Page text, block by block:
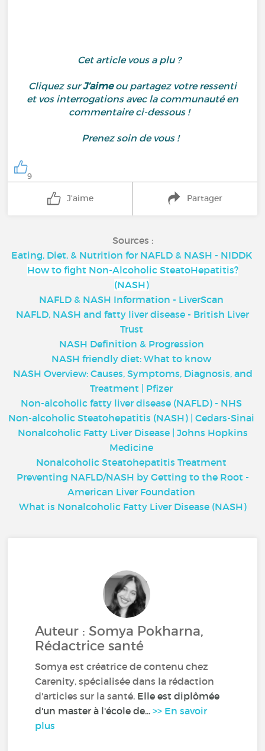
Cet article vous a plu ?
Cliquez surJ’aimeou partagez votre ressenti
et vos interrogations avec la communauté en
commentaire ci-dessous !
Prenez soin de vous !
9
J'aime Partager
Sources :
Eating, Diet, & Nutrition for NAFLD & NASH - NIDDK
How to fight Non-Alcoholic SteatoHepatitis?
(NASH)
NAFLD & NASH Information - LiverScan
NAFLD, NASH and fatty liver disease - British Liver
Trust
NASH Definition & Progression
NASH friendly diet: What to know
NASH Overview: Causes, Symptoms, Diagnosis, and
Treatment | Pfizer
Non-alcoholic fatty liver disease (NAFLD) - NHS
Non-alcoholic Steatohepatitis (NASH) | Cedars-Sinai
Nonalcoholic Fatty Liver Disease | Johns Hopkins
Medicine
Nonalcoholic Steatohepatitis Treatment
Preventing NAFLD/NASH by Getting to the Root -
American Liver Foundation
What is Nonalcoholic Fatty Liver Disease (NASH)
Auteur : Somya Pokharna,
Rédactrice santé
Somya est créatrice de contenu chez
Carenity, spécialisée dans la rédaction
d'articles sur la santé. Elle est diplômée
d'un master à l'école de...>> En savoir
plus